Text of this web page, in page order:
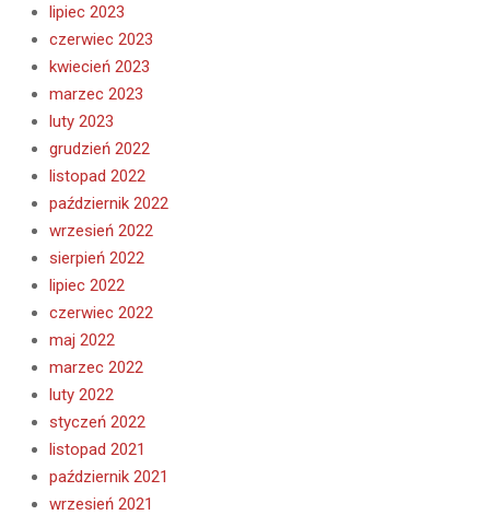
lipiec 2023
czerwiec 2023
kwiecień 2023
marzec 2023
luty 2023
grudzień 2022
listopad 2022
październik 2022
wrzesień 2022
sierpień 2022
lipiec 2022
czerwiec 2022
maj 2022
marzec 2022
luty 2022
styczeń 2022
listopad 2021
październik 2021
wrzesień 2021